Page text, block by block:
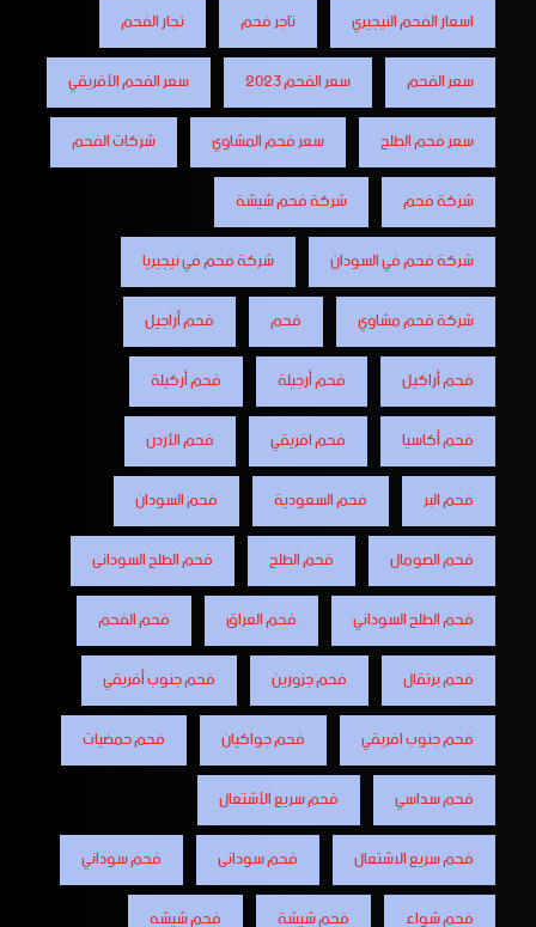
اسعار الفحم النيجيري
تاجر فحم
تجار الفحم
سعر الفحم
سعر الفحم 2023
سعر الفحم الأفريقي
سعر فحم الطلح
سعر فحم المشاوي
شركات الفحم
شركة فحم
شركة فحم شيشة
شركة فحم في السودان
شركة فحم في نيجيريا
شركة فحم مشاوي
فحم
فحم أراجيل
فحم أراكيل
فحم أرجيلة
فحم أركيلة
فحم أكاسيا
فحم افريقي
فحم الأردن
فحم البر
فحم السعودية
فحم السودان
فحم الصومال
فحم الطلح
فحم الطلح السودانى
فحم الطلح السوداني
فحم العراق
فحم الفحم
فحم برتقال
فحم جزورين
فحم جنوب أفريقي
فحم جنوب افريقي
فحم جواكيان
فحم حمضيات
فحم سداسي
فحم سريع الأشتعال
فحم سريع الاشتعال
فحم سودانى
فحم سوداني